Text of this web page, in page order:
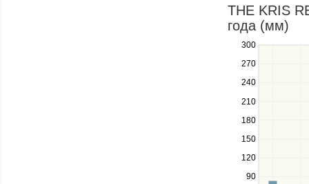
in
a
series.
THE KRIS
года (мм)
90
120
150
180
210
240
270
300
Use
the
and
down
to
navigate
series.
Use